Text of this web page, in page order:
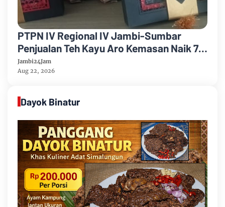
PTPN IV Regional IV Jambi-Sumbar
Penjualan Teh Kayu Aro Kemasan Naik 7
Persen Semester Pertama Tahun 2026
Jambi24Jam
Aug 22, 2026
Dayok Binatur